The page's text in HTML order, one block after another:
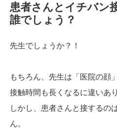
患者さんとイチバン
誰でしょう？
先生でしょうか？！
もちろん、先生は「医院の顔」
接触時間も長くなるに違いあ
しかし、患者さんと接するの
ん。